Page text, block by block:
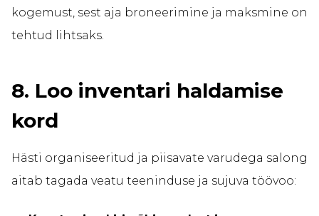
kogemust, sest aja broneerimine ja maksmine on
tehtud lihtsaks.
8. Loo inventari haldamise
kord
Hästi organiseeritud ja piisavate varudega salong
aitab tagada veatu teeninduse ja sujuva töövoo: